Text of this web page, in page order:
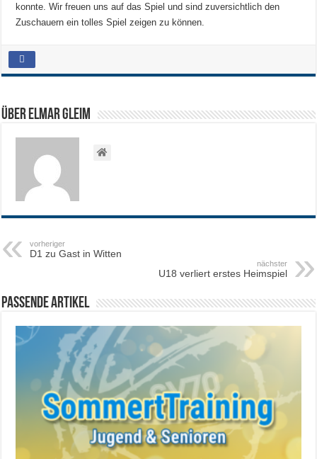
konnte. Wir freuen uns auf das Spiel und sind zuversichtlich den
Zuschauern ein tolles Spiel zeigen zu können.
Über Elmar Gleim
vorheriger
D1 zu Gast in Witten
nächster
U18 verliert erstes Heimspiel
Passende Artikel